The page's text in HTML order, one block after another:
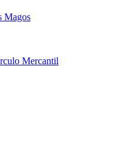
Magos
Mercantil